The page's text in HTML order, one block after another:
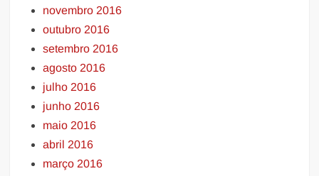
novembro 2016
outubro 2016
setembro 2016
agosto 2016
julho 2016
junho 2016
maio 2016
abril 2016
março 2016